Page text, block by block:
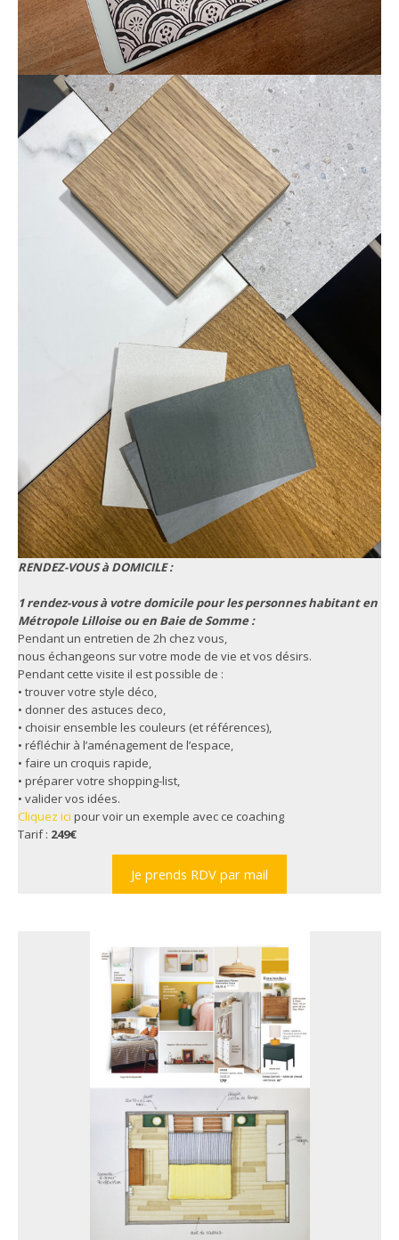
RENDEZ-VOUS à DOMICILE :
1 rendez-vous à votre domicile pour les personnes habitant en
Métropole Lilloise ou en Baie de Somme:
Pendant un entretien de 2h chez vous,
nous échangeons sur votre mode de vie et vos désirs.
Pendant cette visite il est possible de :
• trouver votre style déco,
• donner des astuces deco,
• choisir ensemble les couleurs (et références),
• réfléchir à l’aménagement de l’espace,
• faire un croquis rapide,
• préparer votre shopping-list,
• valider vos idées.
Cliquez ici pour voir un exemple avec ce coaching
Tarif : 249€
Je prends RDV par mail